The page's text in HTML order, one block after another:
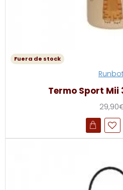
Fuera de stock
Termo Sport Mii